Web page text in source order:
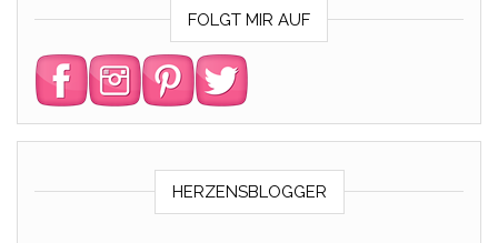
FOLGT MIR AUF
HERZENSBLOGGER